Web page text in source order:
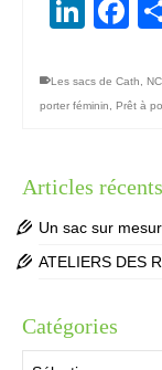
Les sacs de Cath
porter féminin
Prêt à
Articles récents
Un sac sur
ATELIERS DES
Catégories